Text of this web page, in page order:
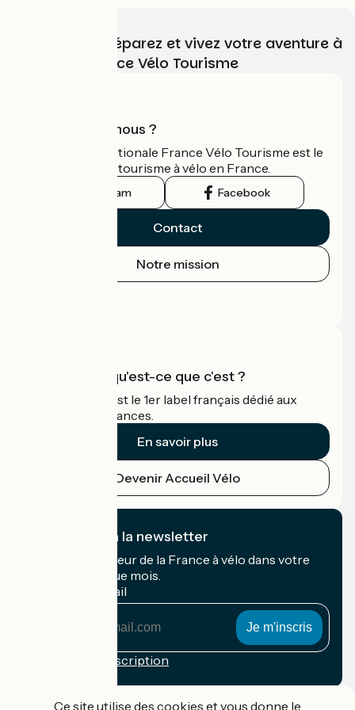
Choisissez, préparez et vivez votre aventure à
vélo avec France Vélo Tourisme
Qui sommes-nous ?
L'association nationale France Vélo Tourisme est le
guide officiel du tourisme à vélo en France.
Instagram Facebook
Contact
Notre mission
Accueil Vélo qu'est-ce que c'est ?
Accueil Vélo c'est le 1er label français dédié aux
cyclistes en vacances.
En savoir plus
Devenir Accueil Vélo
Je m'abonne à la newsletter
Recevez le meilleur de la France à vélo dans votre
boîte mail chaque mois.
Mon adresse mail
Conditions d'inscription
Ce site utilise des cookies et vous donne le